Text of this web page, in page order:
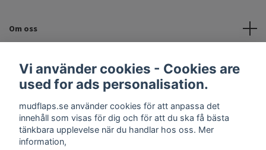
Om oss
Kundtjänst
Sociala medier
Vi använder cookies - Cookies are
used for ads personalisation.
mudflaps.se använder cookies för att anpassa det
innehåll som visas för dig och för att du ska få bästa
tänkbara upplevelse när du handlar hos oss. Mer
information,